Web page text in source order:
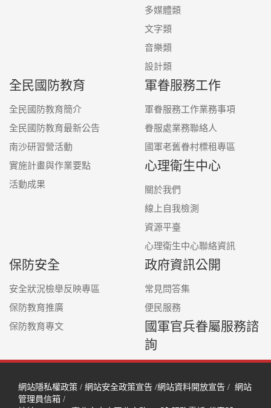
多媒體類
文字類
音樂類
設計類
全民國防教育
全民國防教育簡介
全民國防教育最新公告
南沙研習營活動
實施計畫與作業要點
活動成果
軍眷服務工作
軍眷服務工作業務事項
眷服處業務聯絡人
國軍老舊眷村標租專區
心理衛生中心
關於我們
線上自我檢測
資源平臺
心理衛生中心聯絡資訊
保防安全
安全狀況檢舉反映專區
保防教育推廣
保防教育專文
政府資訊公開
常見問答集
便民服務
國軍官兵眷屬服務諮
詢
網站隱私權政策 / 網站安全政策宣告 /網站資料開放宣告 / 網站
管理員信箱 /